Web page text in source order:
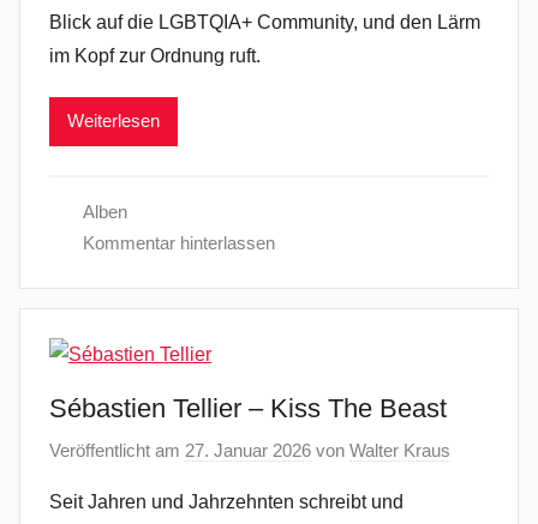
Blick auf die LGBTQIA+ Community, und den Lärm
im Kopf zur Ordnung ruft.
Weiterlesen
Alben
Kommentar hinterlassen
Sébastien Tellier – Kiss The Beast
Veröffentlicht am 27. Januar 2026 von Walter Kraus
Seit Jahren und Jahrzehnten schreibt und